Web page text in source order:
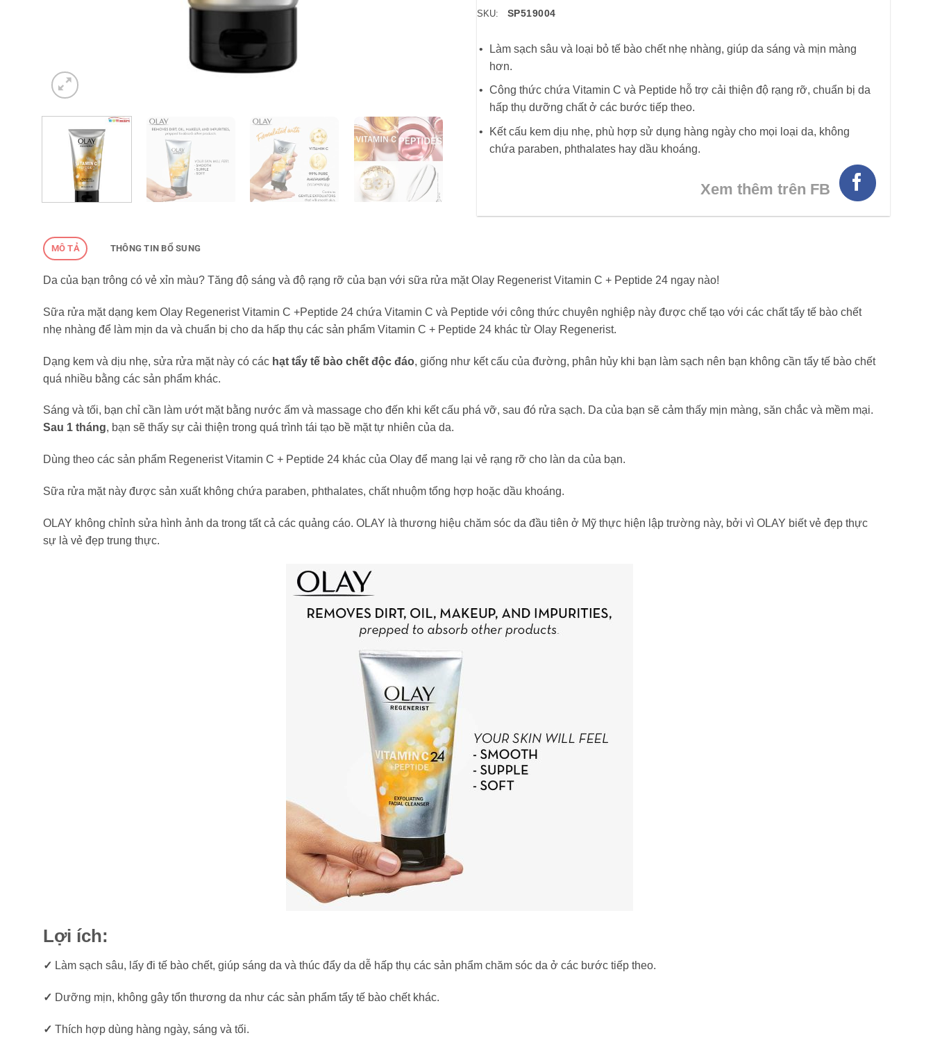
SKU: SP519004
Làm sạch sâu và loại bỏ tế bào chết nhẹ nhàng, giúp da sáng và mịn màng
hơn.
Công thức chứa Vitamin C và Peptide hỗ trợ cải thiện độ rạng rỡ, chuẩn bị da
hấp thụ dưỡng chất ở các bước tiếp theo.
Kết cấu kem dịu nhẹ, phù hợp sử dụng hàng ngày cho mọi loại da, không
chứa paraben, phthalates hay dầu khoáng.
Xem thêm trên FB
MÔ TẢ THÔNG TIN BỔ SUNG
Da của bạn trông có vẻ xỉn màu? Tăng độ sáng và độ rạng rỡ của bạn với sữa rửa mặt Olay Regenerist Vitamin C + Peptide 24 ngay nào!
Sữa rửa mặt dạng kem Olay Regenerist Vitamin C +Peptide 24 chứa Vitamin C và Peptide với công thức chuyên nghiệp này được chế tạo với các chất tẩy tế bào chết
nhẹ nhàng để làm mịn da và chuẩn bị cho da hấp thụ các sản phẩm Vitamin C + Peptide 24 khác từ Olay Regenerist.
Dạng kem và dịu nhẹ, sửa rửa mặt này có các hạt tẩy tế bào chết độc đáo, giống như kết cấu của đường, phân hủy khi bạn làm sạch nên bạn không cần tẩy tế bào chết
quá nhiều bằng các sản phẩm khác.
Sáng và tối, bạn chỉ cần làm ướt mặt bằng nước ấm và massage cho đến khi kết cấu phá vỡ, sau đó rửa sạch. Da của bạn sẽ cảm thấy mịn màng, săn chắc và mềm mại.
Sau 1 tháng, bạn sẽ thấy sự cải thiện trong quá trình tái tạo bề mặt tự nhiên của da.
Dùng theo các sản phẩm Regenerist Vitamin C + Peptide 24 khác của Olay để mang lại vẻ rạng rỡ cho làn da của bạn.
Sữa rửa mặt này được sản xuất không chứa paraben, phthalates, chất nhuộm tổng hợp hoặc dầu khoáng.
OLAY không chỉnh sửa hình ảnh da trong tất cả các quảng cáo. OLAY là thương hiệu chăm sóc da đầu tiên ở Mỹ thực hiện lập trường này, bởi vì OLAY biết vẻ đẹp thực
sự là vẻ đẹp trung thực.
Lợi ích:
✓ Làm sạch sâu, lấy đi tế bào chết, giúp sáng da và thúc đẩy da dễ hấp thụ các sản phẩm chăm sóc da ở các bước tiếp theo.
✓ Dưỡng mịn, không gây tổn thương da như các sản phẩm tẩy tế bào chết khác.
✓ Thích hợp dùng hàng ngày, sáng và tối.